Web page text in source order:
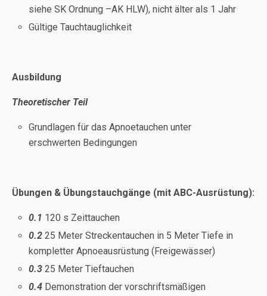
siehe SK Ordnung –AK HLW), nicht älter als 1 Jahr
Gültige Tauchtauglichkeit
Ausbildung
Theoretischer Teil
Grundlagen für das Apnoetauchen unter
erschwerten Bedingungen
Übungen & Übungstauchgänge (mit ABC-Ausrüstung):
0.1 120 s Zeittauchen
0.2 25 Meter Streckentauchen in 5 Meter Tiefe in
kompletter Apnoeausrüstung (Freigewässer)
0.3 25 Meter Tieftauchen
0.4 Demonstration der vorschriftsmäßigen